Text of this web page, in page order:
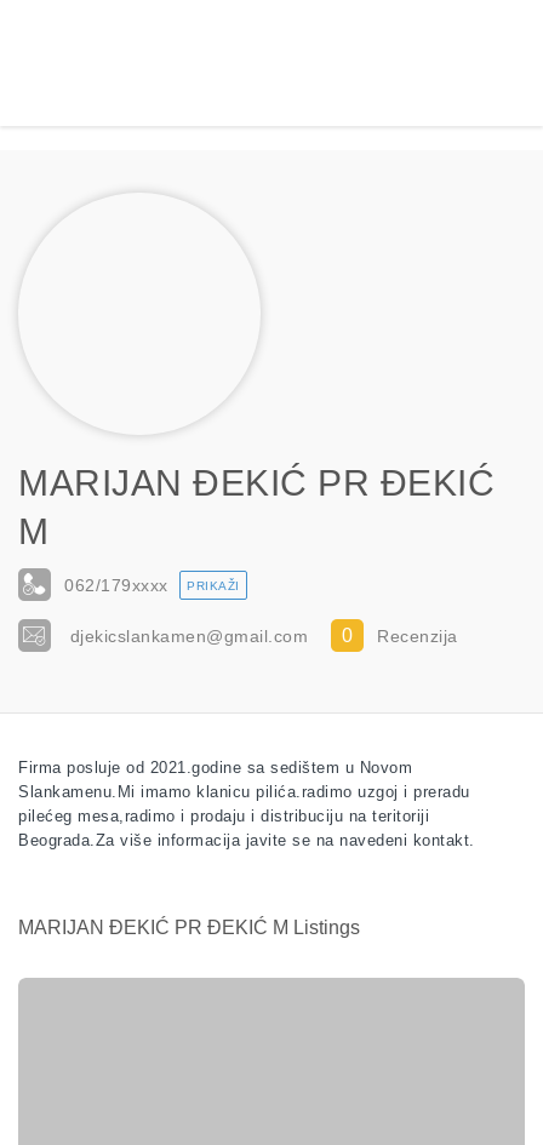
MARIJAN ĐEKIĆ PR ĐEKIĆ
M
062/179xxxx PRIKAŽI
djekicslankamen@gmail.com 0 Recenzija
Firma posluje od 2021.godine sa sedištem u Novom
Slankamenu.Mi imamo klanicu pilića.radimo uzgoj i preradu
pilećeg mesa,radimo i prodaju i distribuciju na teritoriji
Beograda.Za više informacija javite se na navedeni kontakt.
MARIJAN ĐEKIĆ PR ĐEKIĆ M Listings